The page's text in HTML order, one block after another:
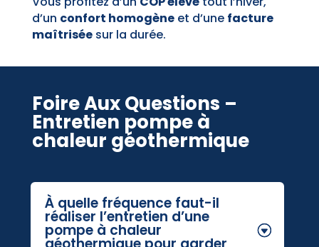
d’un confort homogèneet d’une facture
maîtriséesur la durée.
Foire Aux Questions –
Entretien pompe à
chaleur géothermique
À quelle fréquence faut-il
réaliser l’entretien d’une
pompe à chaleur